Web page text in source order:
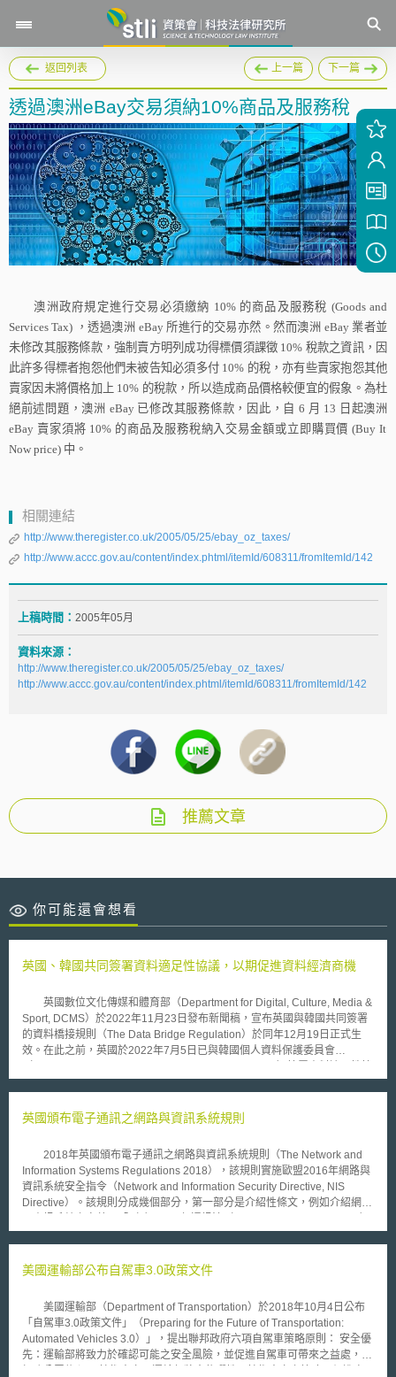
返回列表 上一篇 下一篇
透過澳洲eBay交易須納10%商品及服務稅
澳洲政府規定進行交易必須繳納 10% 的商品及服務稅 (Goods and
Services Tax) ，透過澳洲 eBay 所進行的交易亦然。然而澳洲 eBay 業者並
未修改其服務條款，強制賣方明列成功得標價須課徵 10% 稅款之資訊，因
此許多得標者抱怨他們未被告知必須多付 10% 的稅，亦有些賣家抱怨其他
賣家因未將價格加上 10% 的稅款，所以造成商品價格較便宜的假象。為杜
絕前述問題，澳洲 eBay 已修改其服務條款，因此，自 6 月 13 日起澳洲
eBay 賣家須將 10% 的商品及服務稅納入交易金額或立即購買價 (Buy It
Now price) 中。
相關連結
http://www.theregister.co.uk/2005/05/25/ebay_oz_taxes/
http://www.accc.gov.au/content/index.phtml/itemId/608311/fromItemId/142
上稿時間： 2005年05月
資料來源：
http://www.theregister.co.uk/2005/05/25/ebay_oz_taxes/
http://www.accc.gov.au/content/index.phtml/itemId/608311/fromItemId/142
推薦文章
你可能還會想看
英國、韓國共同簽署資料適足性協議，以期促進資料經濟商機
英國數位文化傳媒和體育部（Department for Digital, Culture, Media &
Sport, DCMS）於2022年11月23日發布新聞稿，宣布英國與韓國共同簽署
的資料橋接規則（The Data Bridge Regulation）於同年12月19日正式生
效。在此之前，英國於2022年7月5日已與韓國個人資料保護委員會
議（Data Adequacy Agreement），以促進兩國未來進行資料傳輸。這也
貿易統計資料，本次協議預估將帶來超過14.8億英鎊的商機。 英國
濟商機。英國於聲明中強調參與全球跨境隱私規則論壇（Global CBPR
Forum）的決心，以加速資料共享、促進創新與產學研究，聲明摘要如下：
1、本協議為加強英國與韓國資料共享的里程碑，其宗旨為創建更值得
信賴的資料共享環境，以及共創更安全的資料傳輸方式。 2、本協議耗
時約一年完成討論與擬訂，並期待能透過該協議，深化並擴展英國與韓國之
創新及研究等領域的發展。在加強個人資料保護的前提下，促進資料的合理
動的全球資料生態系統。雙方政府承諾共同改進數位時代下個資料保護框
相關規範，以及韓國PIPC提出個人資料保護法部分條文修正案等具體措
施。 英國政府肯認應與其他戰略合作夥伴開展多邊倡議，如參與全球
跨境隱私規則論壇（Global CBPR Forum）及經濟合作暨發展組織
（OECD），共同推動可信賴之政府存取資料（Trusted Government
Access to Data）的目標。
英國頒布電子通訊之網路與資訊系統規則
2018年英國頒布電子通訊之網路與資訊系統規則（The Network and
Information Systems Regulations 2018），該規則實施歐盟2016年網路與
資訊系統安全指令（Network and Information Security Directive, NIS
Directive）。該規則分成幾個部分，第一部分是介紹性條文，例如介紹網路
第32條第1項所指的電子通訊網路；（b）一組或多組互聯或相關設備，其
和維護目的，由（a）或（b）款所涵蓋的儲存、處理、檢索或傳輸的數位資
的國家政策（The NIS national strategy）、國家權責機關的指定
（Designation of national competent authorities）、單一聯絡點的指定
（Designation of the single point of contact）、電腦安全事件應變小組的
指定（Designation of computer security incident response team）、執行
機關的資訊分享（Information sharing–enforcement authorities）、北愛爾
美國運輸部公布自駕車3.0政策文件
美國運輸部（Department of Transportation）於2018年10月4日公布
「自駕車3.0政策文件」（Preparing for the Future of Transportation:
Automated Vehicles 3.0）」，提出聯邦政府六項自駕車策略原則： 安全優
先：運輸部將致力於確認可能之安全風險，並促進自駕車可帶來之益處，並